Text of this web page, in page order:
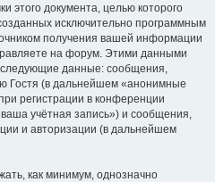
этого документа, целью которого
исключительно программным
получения вашей информации
на форум. Этими данными
следующие данные: сообщения,
Гостя (в дальнейшем «анонимные
регистрации в конференции
учётная запись») и сообщения,
и авторизации (в дальнейшем
как минимум, однозначно